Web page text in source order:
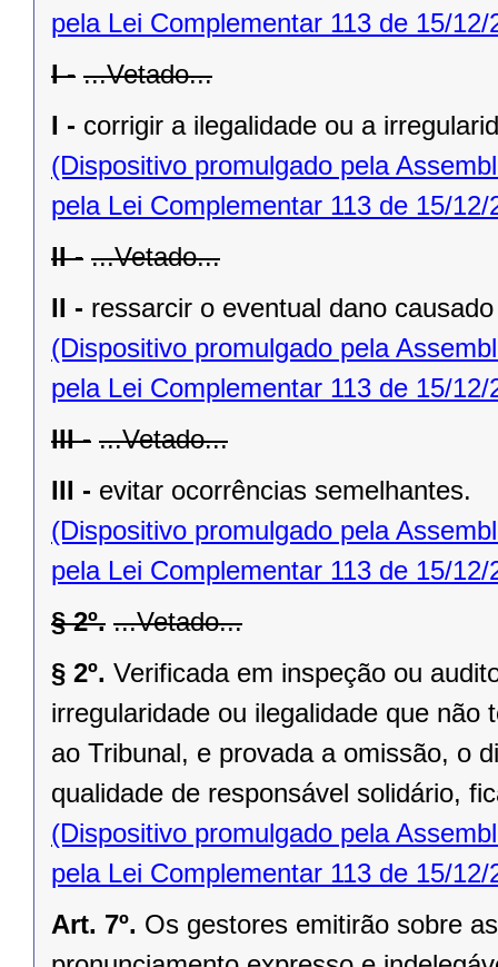
pela Lei Complementar 113 de 15/12/
I - ...Vetado...
I - corrigir a ilegalidade ou a
(Dispositivo promulgado pela
pela Lei Complementar 113 de 15/12/
II - ...Vetado...
II - ressarcir o eventual dano
(Dispositivo promulgado pela
pela Lei Complementar 113 de 15/12/
III - ...Vetado...
III - evitar ocorrências semelhantes.
(Dispositivo promulgado pela
pela Lei Complementar 113 de 15/12/
§ 2º. ...Vetado...
§ 2º. Verificada em inspeção ou
irregularidade ou ilegalidade que
ao Tribunal, e provada a omissão, o
qualidade de responsável solidário,
(Dispositivo promulgado pela
pela Lei Complementar 113 de 15/12/
Art. 7º. Os gestores emitirão sobre